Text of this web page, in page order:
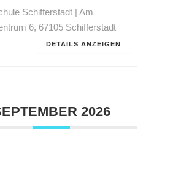
Schifferstadt | Am
6, 67105 Schifferstadt
DETAILS ANZEIGEN
2026